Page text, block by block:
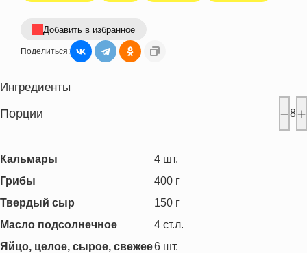
Добавить в избранное
Поделиться:
Ингредиенты
Порции 8
Кальмары 4 шт.
Грибы
400 г
Твердый сыр
150 г
Масло подсолнечное
4 ст.л.
Яйцо, целое, сырое, свежее6 шт.